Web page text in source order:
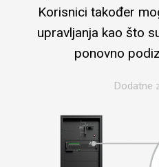
Korisnici također
upravljanja kao što
ponovno
Dodatne